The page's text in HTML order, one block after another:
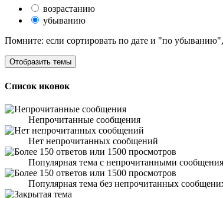
возрастанию
убыванию
Помните: если сортировать по дате и "по
Список иконок
Непрочитанные сообщения
Нет непрочитанных сообщений
Популярная тема с непрочитанными
Популярная тема без непрочитанных